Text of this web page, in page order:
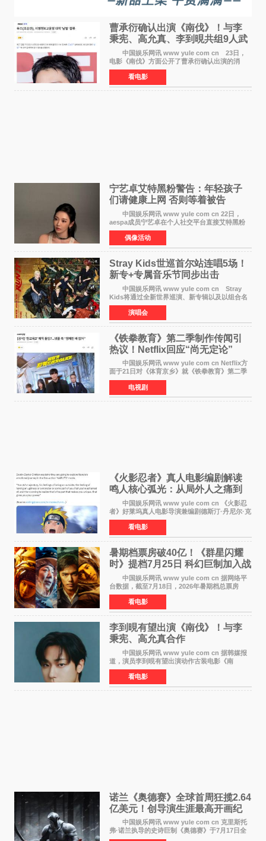
曹承衍确认出演《南伐》！与李
秉宪、高允真、李到晛共组9人武
士团
中国娱乐网讯 www yule com cn 23日，
电影《南伐》方面公开了曹承衍确认出演的消
息。通过歌手活动展现出独特色彩的曹承衍将在
片中饰演拥有出色弓箭技术的弓箭手，他将在这
一历史动作大片中展
看电影
宁艺卓艾特黑粉警告：年轻孩子
们​请健康上网 否则等着被告
中国娱乐网讯 www yule com cn 22日，
aespa成员宁艺卓在个人社交平台直接艾特黑粉
账号，正面喊话回应长期以来的恶意攻击，引发
广泛关注。 宁艺卓在文中表示，自己早已注
意到部分网友持续
偶像活动
Stray Kids世巡首尔站连唱5场！
新专+专属音乐节同步出击
中国娱乐网讯 www yule com cn Stray
Kids将通过全新世界巡演、新专辑以及以组合名
义打造的专属音乐节等一系列全球活动，开启事
业发展的全新篇章。 Stray Kids将于7月25日
至26日、29日
演唱会
《铁拳教育》第二季制作传闻引
热议！Netflix回应“尚无定论”
中国娱乐网讯 www yule com cn Netflix方
面于21日对《体育京乡》就《铁拳教育》第二季
制作传闻划清界限，表示尚无定论。然而，业界
却有传闻称已就《铁拳教育》第二季的制作展开
了讨论——《
电视剧
《火影忍者》真人电影编剧解读
鸣人核心弧光：从局外人之痛到
自我觉醒
中国娱乐网讯 www yule com cn 《火影忍
者》好莱坞真人电影导演兼编剧德斯汀·丹尼尔·克
雷顿近日在采访中分享了对主角鸣人成长弧光的
理解，透露电影将深入探索鸣人作为局外人的情
感历程。
看电影
暑期档票房破40亿！《群星闪耀
时》提档7月25日 科幻巨制加入战
中国娱乐网讯 www yule com cn 据网络平
台数据，截至7月18日，2026年暑期档总票房
（含预售）已正式突破40亿元大关，年度总票房
也随之逼近197亿元。超百部中外佳片同台竞技，
点燃了盛夏的电
看电影
李到晛有望出演《南伐》！与李
秉宪、高允真合作
中国娱乐网讯 www yule com cn 据韩媒报
道，演员李到晛有望出演动作古装电影《南
伐》，与李秉宪、高允真合作，引发关注。
该片为动作古装片，讲述朝鲜初期，为了解救被
倭寇绑走的俘虏，9
看电影
诺兰《奥德赛》全球首周狂揽2.64
亿美元！创导演生涯最高开画纪
中国娱乐网讯 www yule com cn 克里斯托
弗·诺兰执导的史诗巨制《奥德赛》于7月17日全
球上映，首周末票房表现远超预期——北美首周